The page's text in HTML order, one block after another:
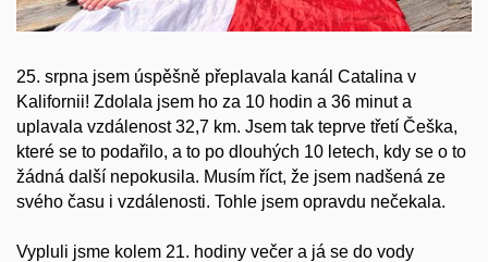
25. srpna jsem úspěšně přeplavala kanál Catalina v
Kalifornii! Zdolala jsem ho za 10 hodin a 36 minut a
uplavala vzdálenost 32,7 km. Jsem tak teprve třetí Češka,
které se to podařilo, a to po dlouhých 10 letech, kdy se o to
žádná další nepokusila. Musím říct, že jsem nadšená ze
svého času i vzdálenosti. Tohle jsem opravdu nečekala.
Vypluli jsme kolem 21. hodiny večer a já se do vody